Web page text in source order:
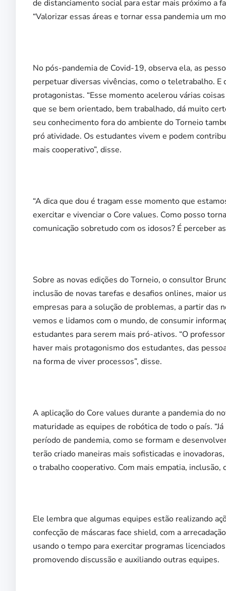
de distanciamento social para estar mais próximo a
“Valorizar essas áreas e tornar essa pandemia um
No pós-pandemia de Covid-19, observa ela, as
perpetuar diversas vivências, como o teletrabalho.
protagonistas. “Esse momento acelerou várias
que se bem orientado, bem trabalhado, dá muito
seu conhecimento fora do ambiente do Torneio
pró atividade. Os estudantes vivem e podem
mais cooperativo”, disse.
“A dica que dou é tragam esse momento que
exercitar e vivenciar o Core values. Como posso
comunicação sobretudo com os idosos? É perceber
Sobre as novas edições do Torneio, o consultor
inclusão de novas tarefas e desafios onlines, maior
empresas para a solução de problemas, a partir das
vemos e lidamos com o mundo, de consumir
estudantes para serem mais pró-ativos. “O
haver mais protagonismo dos estudantes, das
na forma de viver processos”, disse.
A aplicação do Core values durante a pandemia do
maturidade as equipes de robótica de todo o país.
período de pandemia, como se formam e
terão criado maneiras mais sofisticadas e
o trabalho cooperativo. Com mais empatia, inclusão,
Ele lembra que algumas equipes estão realizando
confecção de máscaras face shield, com a
usando o tempo para exercitar programas
promovendo discussão e auxiliando outras equipes.